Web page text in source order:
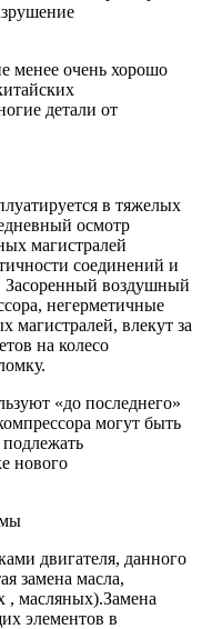
менее очень хорошо
детали от
в тяжелых
осмотр
магистралей
соединений и
Засоренный воздушный
негерметичные
магистралей, влекут за
на колесо
«до последнего»
могут быть
нового
двигателя, данного
замена масла,
масляных).Замена
элементов в